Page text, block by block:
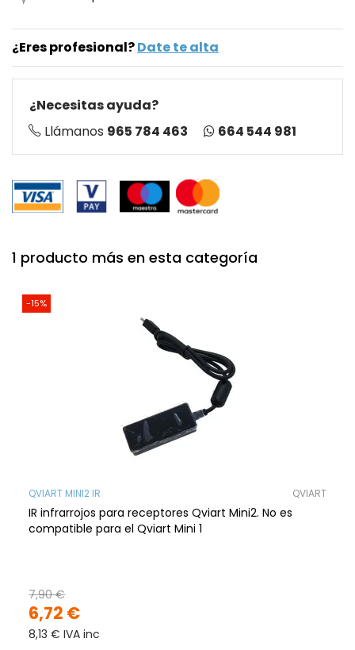
¿Eres profesional?Date te alta
¿Necesitas ayuda?
Llámanos 965 784 463 664 544 981
1 producto más en esta categoría
-15%
QVIART MINI2 IR QVIART
IR infrarrojos para receptores Qviart Mini2. No es
compatible para el Qviart Mini 1
6,72 €
7,90 €
8,13 € IVA inc